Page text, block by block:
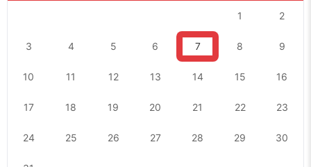
1 2
3 4 5 6 7 8 9
10 11 12 13 14 15 16
17 18 19 20 21 22 23
24 25 26 27 28 29 30